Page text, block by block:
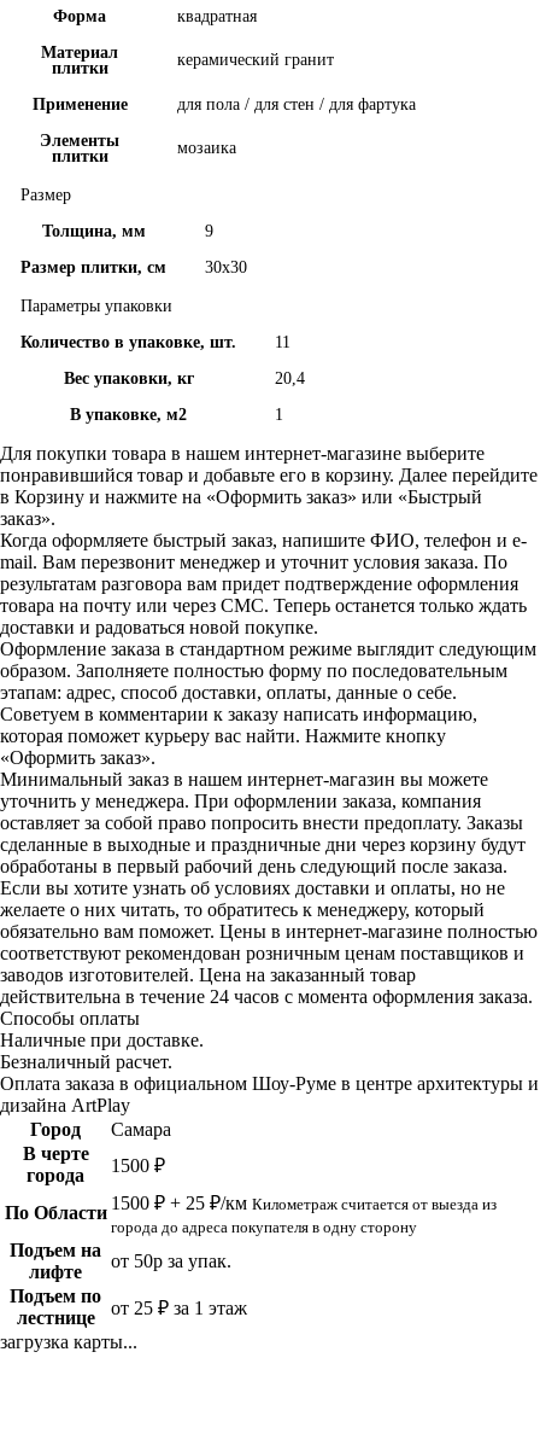
Форма
квадратная
Материал
плитки
керамический гранит
Применение
для пола / для стен / для фартука
Элементы
плитки
мозаика
Размер
Толщина, мм
9
Размер плитки, см
30x30
Параметры упаковки
Количество в упаковке, шт.
11
Вес упаковки, кг
20,4
В упаковке, м2
1
Для покупки товара в нашем интернет-магазине выберите
понравившийся товар и добавьте его в корзину. Далее перейдите
в Корзину и нажмите на «Оформить заказ» или «Быстрый
заказ».
Когда оформляете быстрый заказ, напишите ФИО, телефон и e-
mail. Вам перезвонит менеджер и уточнит условия заказа. По
результатам разговора вам придет подтверждение оформления
товара на почту или через СМС. Теперь останется только ждать
доставки и радоваться новой покупке.
Оформление заказа в стандартном режиме выглядит следующим
образом. Заполняете полностью форму по последовательным
этапам: адрес, способ доставки, оплаты, данные о себе.
Советуем в комментарии к заказу написать информацию,
которая поможет курьеру вас найти. Нажмите кнопку
«Оформить заказ».
Минимальный заказ в нашем интернет-магазин вы можете
уточнить у менеджера. При оформлении заказа, компания
оставляет за собой право попросить внести предоплату. Заказы
сделанные в выходные и праздничные дни через корзину будут
обработаны в первый рабочий день следующий после заказа.
Если вы хотите узнать об условиях доставки и оплаты, но не
желаете о них читать, то обратитесь к менеджеру, который
обязательно вам поможет. Цены в интернет-магазине полностью
соответствуют рекомендован розничным ценам поставщиков и
заводов изготовителей. Цена на заказанный товар
действительна в течение 24 часов с момента оформления заказа.
Способы оплаты
Наличные при доставке.
Безналичный расчет.
Оплата заказа в официальном Шоу-Руме в центре архитектуры и
дизайна ArtPlay
Город
Самара
В черте
города
1500 ₽
По Области 1500 ₽ + 25 ₽/км Километраж считается от выезда из
города до адреса покупателя в одну сторону
Подъем на
лифте
от 50р за упак.
Подъем по
лестнице
от 25 ₽ за 1 этаж
загрузка карты...